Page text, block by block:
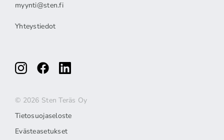
myynti@sten.fi
Yhteystiedot
© 2026 Sten Teräs Oy
Tietosuojaseloste
Evästeasetukset